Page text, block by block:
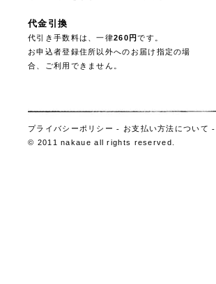
代金引換
代引き手数料は、一律260円です。
お申込者登録住所以外へのお届け指定の場
合、ご利用できません。
プライバシーポリシー - お支払い方法について -
© 2011 nakaue all rights reserved.